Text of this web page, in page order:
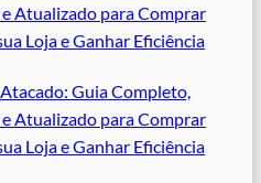
Atualizado para Comprar
Loja e Ganhar Eficiência
Guia Completo,
Atualizado para Comprar
Loja e Ganhar Eficiência